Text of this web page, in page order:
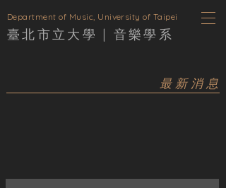
Department of Music, University of Taipei
臺北市立大學 | 音樂學 系
最新消息